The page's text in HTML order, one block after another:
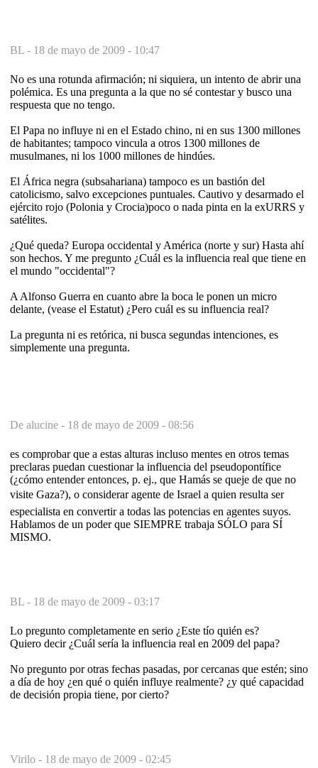
BL - 18 de mayo de 2009 - 10:47
No es una rotunda afirmación; ni siquiera, un intento de abrir una
polémica. Es una pregunta a la que no sé contestar y busco una
respuesta que no tengo.
El Papa no influye ni en el Estado chino, ni en sus 1300 millones
de habitantes; tampoco vincula a otros 1300 millones de
musulmanes, ni los 1000 millones de hindúes.
El África negra (subsahariana) tampoco es un bastión del
catolicismo, salvo excepciones puntuales. Cautivo y desarmado el
ejército rojo (Polonia y Crocia)poco o nada pinta en la exURRS y
satélites.
¿Qué queda? Europa occidental y América (norte y sur) Hasta ahí
son hechos. Y me pregunto ¿Cuál es la influencia real que tiene en
el mundo "occidental"?
A Alfonso Guerra en cuanto abre la boca le ponen un micro
delante, (vease el Estatut) ¿Pero cuál es su influencia real?
La pregunta ni es retórica, ni busca segundas intenciones, es
simplemente una pregunta.
De alucine - 18 de mayo de 2009 - 08:56
es comprobar que a estas alturas incluso mentes en otros temas
preclaras puedan cuestionar la influencia del pseudopontífice
(¿cómo entender entonces, p. ej., que Hamás se queje de que no
visite Gaza?), o considerar agente de Israel a quien resulta ser
especialista en convertir a todas las potencias en agentes suyos.
Hablamos de un poder que SIEMPRE trabaja SÓLO para SÍ
MISMO.
BL - 18 de mayo de 2009 - 03:17
Lo pregunto completamente en serio ¿Este tío quién es?
Quiero decir ¿Cuál sería la influencia real en 2009 del papa?
No pregunto por otras fechas pasadas, por cercanas que estén; sino
a día de hoy ¿en qué o quién influye realmente? ¿y qué capacidad
de decisión propia tiene, por cierto?
Virilo - 18 de mayo de 2009 - 02:45